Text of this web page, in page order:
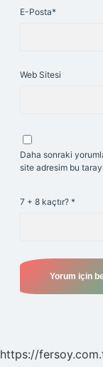
E-Posta*
Web Sitesi
Daha sonraki
site adresim bu
7 + 8 kaçtır? *
https://